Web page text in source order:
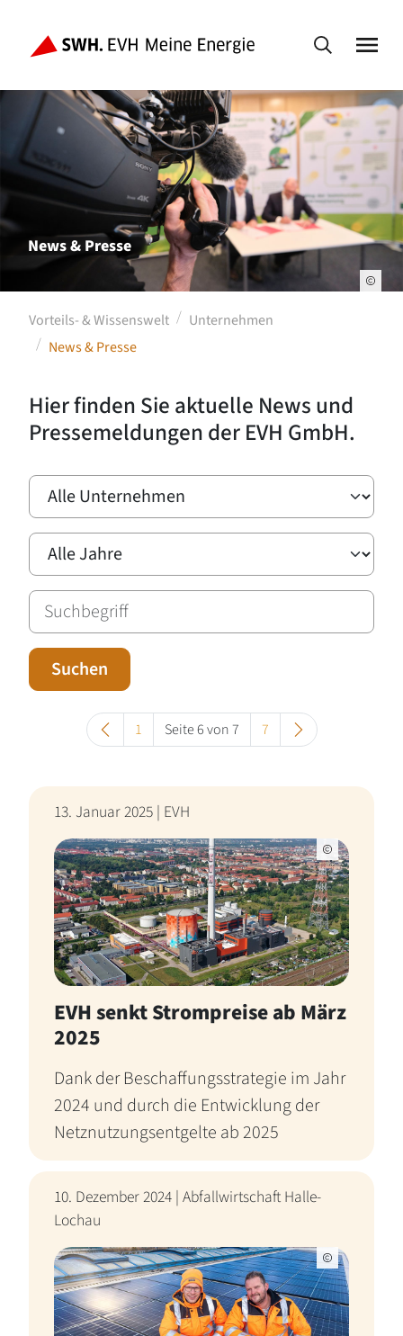
News & Presse
Vorteils- & Wissenswelt
Unternehmen
News & Presse
Hier finden Sie aktuelle News und
Pressemeldungen der EVH GmbH.
Alle Unternehmen
Alle Jahre
Suchen
1 Seite 6 von 7 7
13. Januar 2025 | EVH
EVH senkt Strompreise ab März
2025
Dank der Beschaffungsstrategie im Jahr
2024 und durch die Entwicklung der
Netznutzungsentgelte ab 2025
10. Dezember 2024 | Abfallwirtschaft Halle-
Lochau